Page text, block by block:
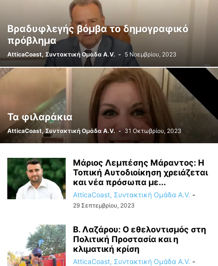
Bραδυφλεγής βόμβα το δημογραφικό
πρόβλημα
AtticaCoast, Συντακτική Ομάδα A.V. - 5 Νοεμβρίου, 2023
Τα φιλαράκια
AtticaCoast, Συντακτική Ομάδα A.V. - 31 Οκτωβρίου, 2023
Μάριος Λεμπέσης Μάραντος: Η
Τοπική Αυτοδιοίκηση χρειάζεται
και νέα πρόσωπα με...
AtticaCoast, Συντακτική Ομάδα A.V. -
29 Σεπτεμβρίου, 2023
Β. Λαζάρου: Ο εθελοντισμός στη
Πολιτική Προστασία και η
κλιματική κρίση
AtticaCoast, Συντακτική Ομάδα A.V. -